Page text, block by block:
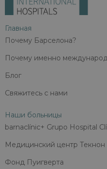
Главная
Почему Барселона?
Почему именно
Блог
Свяжитесь с нами
Наши больницы
barnaclínic+ Grupo Hospital
Медицинский центр Текнон
Фонд Пуигверта